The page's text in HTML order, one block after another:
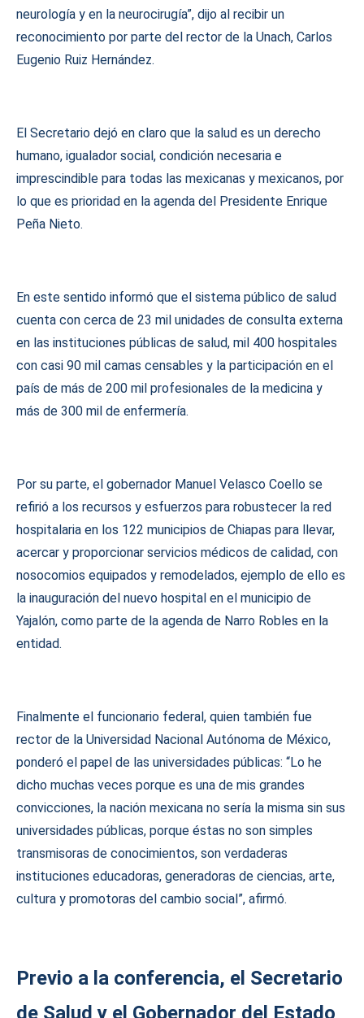
neurología y en la neurocirugía”, dijo al recibir un
reconocimiento por parte del rector de la Unach, Carlos
Eugenio Ruiz Hernández.
El Secretario dejó en claro que la salud es un derecho
humano, igualador social, condición necesaria e
imprescindible para todas las mexicanas y mexicanos, por
lo que es prioridad en la agenda del Presidente Enrique
Peña Nieto.
En este sentido informó que el sistema público de salud
cuenta con cerca de 23 mil unidades de consulta externa
en las instituciones públicas de salud, mil 400 hospitales
con casi 90 mil camas censables y la participación en el
país de más de 200 mil profesionales de la medicina y
más de 300 mil de enfermería.
Por su parte, el gobernador Manuel Velasco Coello se
refirió a los recursos y esfuerzos para robustecer la red
hospitalaria en los 122 municipios de Chiapas para llevar,
acercar y proporcionar servicios médicos de calidad, con
nosocomios equipados y remodelados, ejemplo de ello es
la inauguración del nuevo hospital en el municipio de
Yajalón, como parte de la agenda de Narro Robles en la
entidad.
Finalmente el funcionario federal, quien también fue
rector de la Universidad Nacional Autónoma de México,
ponderó el papel de las universidades públicas: “Lo he
dicho muchas veces porque es una de mis grandes
convicciones, la nación mexicana no sería la misma sin sus
universidades públicas, porque éstas no son simples
transmisoras de conocimientos, son verdaderas
instituciones educadoras, generadoras de ciencias, arte,
cultura y promotoras del cambio social”, afirmó.
Previo a la conferencia, el Secretario
de Salud y el Gobernador del Estado